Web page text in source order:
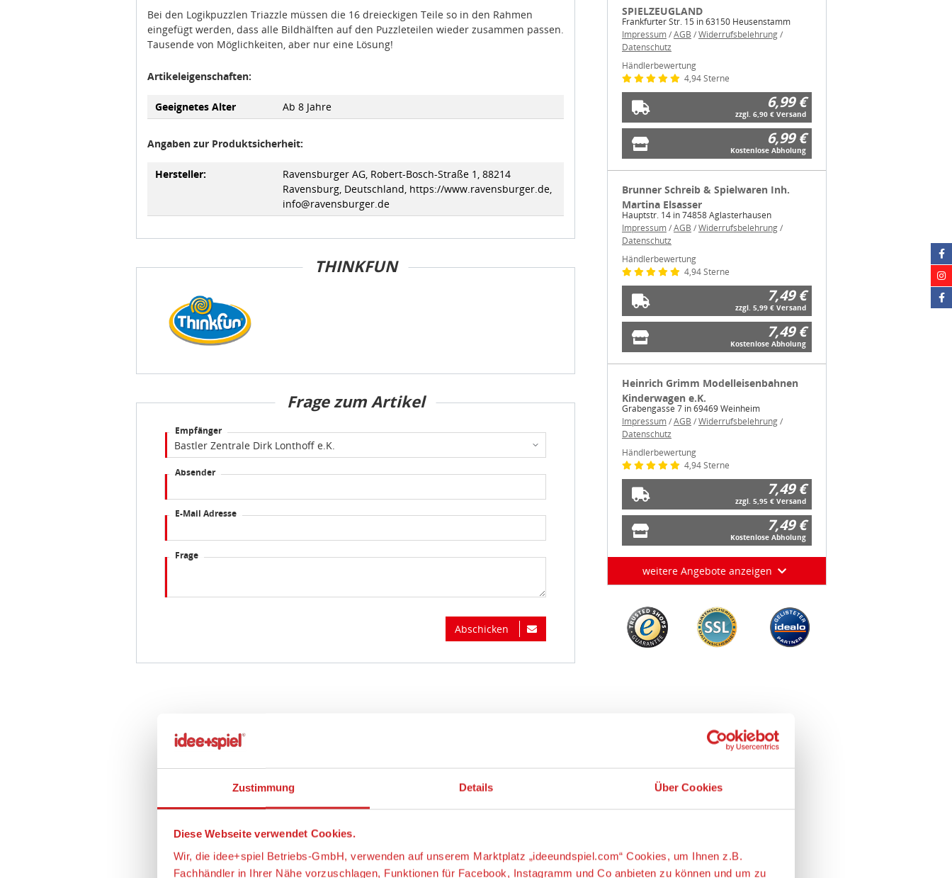
Zustimmung Details Über Cookies
Diese Webseite verwendet Cookies.
Wir, die idee+spiel Betriebs-GmbH, verwenden auf unserem Marktplatz „ideeundspiel.com“ Cookies, um Ihnen z.B.
Fachhändler in Ihrer Nähe vorzuschlagen, Funktionen für Facebook, Instagramm und Co anbieten zu können und um zu
Bei den Logikpuzzlen Triazzle müssen die 16 dreieckigen Teile so in den Rahmen
eingefügt werden, dass alle Bildhälften auf den Puzzleteilen wieder zusammen passen.
Tausende von Möglichkeiten, aber nur eine Lösung!
Artikeleigenschaften:
Geeignetes Alter Ab 8 Jahre
Angaben zur Produktsicherheit:
Hersteller:
Ravensburger AG, Robert-Bosch-Straße 1, 88214
Ravensburg, Deutschland, https://www.ravensburger.de,
info@ravensburger.de
THINKFUN
Frage zum Artikel
Empfänger
Absender
E-Mail Adresse
Frage
Abschicken
SPIELZEUGLAND
Frankfurter Str. 15 in 63150 Heusenstamm
Impressum/AGB /Widerrufsbelehrung/
Datenschutz
Händlerbewertung
4,94 Sterne
6,99 €
zzgl. 6,90 € Versand
6,99 €
Kostenlose Abholung
Brunner Schreib & Spielwaren Inh.
Martina Elsasser
Hauptstr. 14 in 74858 Aglasterhausen
Impressum/AGB /Widerrufsbelehrung/
Datenschutz
Händlerbewertung
4,94 Sterne
7,49 €
zzgl. 5,99 € Versand
7,49 €
Kostenlose Abholung
Heinrich Grimm Modelleisenbahnen
Kinderwagen e.K.
Grabengasse 7 in 69469 Weinheim
Impressum/AGB /Widerrufsbelehrung/
Datenschutz
Händlerbewertung
4,94 Sterne
7,49 €
zzgl. 5,95 € Versand
7,49 €
Kostenlose Abholung
weitere Angebote anzeigen